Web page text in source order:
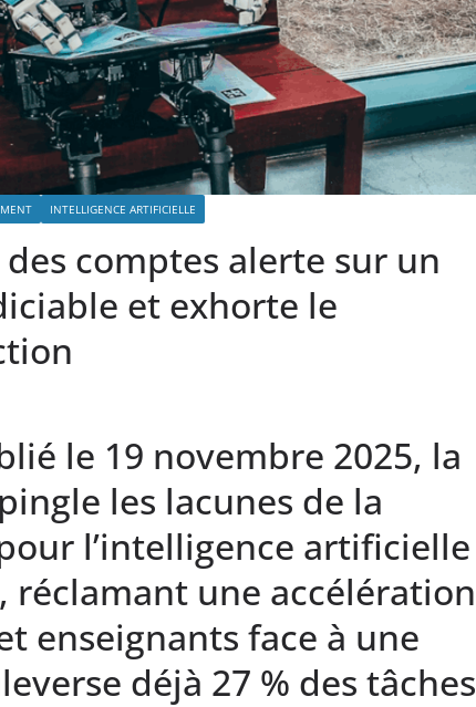
INTELLIGENCE ARTIFICIELLE
des comptes alerte sur un
et exhorte le
le 19 novembre 2025, la
les lacunes de la
l’intelligence artificielle
réclamant une accélération
enseignants face à une
déjà 27 % des tâches